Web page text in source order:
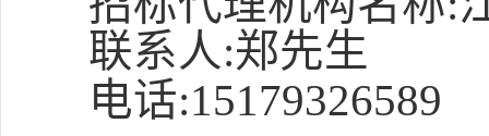
联系人:郑先生
电话:15179326589